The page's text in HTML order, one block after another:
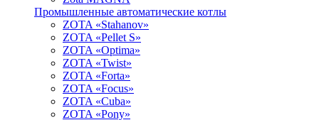
Промышленные автоматические котлы
ZOTA «Stahanov»
ZOTA «Pellet S»
ZOTA «Optima»
ZOTA «Twist»
ZOTA «Forta»
ZOTA «Focus»
ZOTA «Cuba»
ZOTA «Pony»